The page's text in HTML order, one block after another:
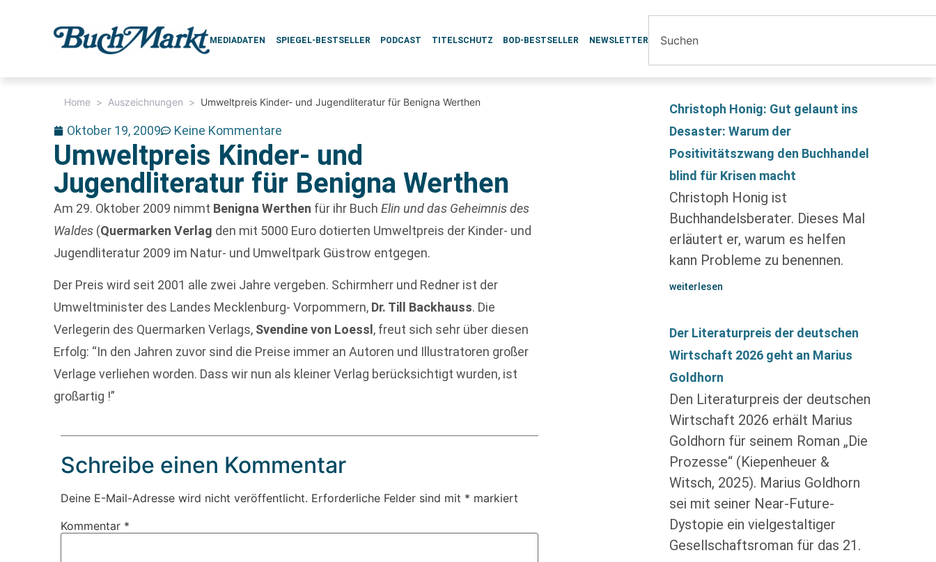
MEDIADATEN SPIEGEL-BESTSELLER PODCAST TITELSCHUTZ BOD-BESTSELLER NEWSLETTER
Home > Auszeichnungen > Umweltpreis Kinder- und Jugendliteratur für Benigna Werthen
Oktober 19, 2009 Keine Kommentare
Umweltpreis Kinder- und
Jugendliteratur für Benigna Werthen
Am 29. Oktober 2009 nimmt Benigna Werthen für ihr BuchElin und das Geheimnis des
Waldes (Quermarken Verlag den mit 5000 Euro dotierten Umweltpreis der Kinder- und
Jugendliteratur 2009 im Natur- und Umweltpark Güstrow entgegen.
Der Preis wird seit 2001 alle zwei Jahre vergeben. Schirmherr und Redner ist der
Umweltminister des Landes Mecklenburg- Vorpommern, Dr. Till Backhauss. Die
Verlegerin des Quermarken Verlags, Svendine von Loessl , freut sich sehr über diesen
Erfolg: “In den Jahren zuvor sind die Preise immer an Autoren und Illustratoren großer
Verlage verliehen worden. Dass wir nun als kleiner Verlag berücksichtigt wurden, ist
großartig !”
Schreibe einen Kommentar
Deine E-Mail-Adresse wird nicht veröffentlicht. Erforderliche Felder sind mit * markiert
Kommentar *
Christoph Honig: Gut gelaunt ins
Desaster: Warum der
Positivitätszwang den Buchhandel
blind für Krisen macht
Christoph Honig ist
Buchhandelsberater. Dieses Mal
erläutert er, warum es helfen
kann Probleme zu benennen.
weiterlesen
Der Literaturpreis der deutschen
Wirtschaft 2026 geht an Marius
Goldhorn
Den Literaturpreis der deutschen
Wirtschaft 2026 erhält Marius
Goldhorn für seinem Roman „Die
Prozesse“ (Kiepenheuer &
Witsch, 2025). Marius Goldhorn
sei mit seiner Near-Future-
Dystopie ein vielgestaltiger
Gesellschaftsroman für das 21.